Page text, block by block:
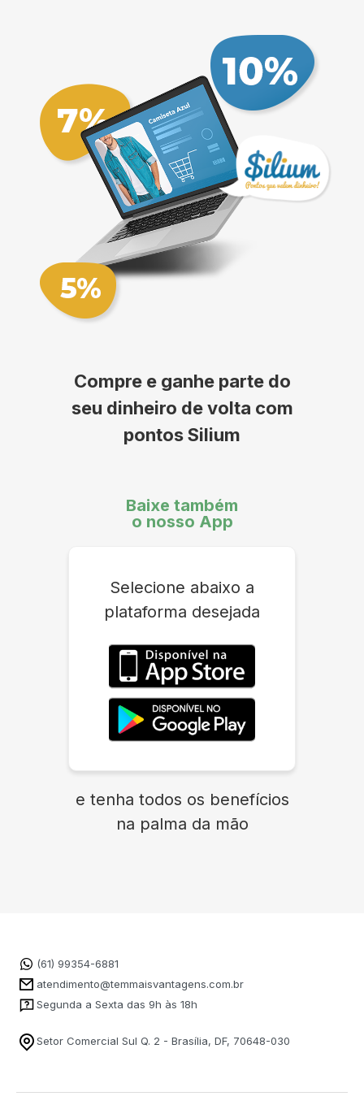
Compre e ganhe parte do
seu dinheiro de volta com
pontos Silium
Baixe também
o nosso App
e tenha todos os benefícios
na palma da mão
Selecione abaixo a
plataforma desejada
(61) 99354-6881
atendimento@temmaisvantagens.com.br
Segunda a Sexta das 9h às 18h
Setor Comercial Sul Q. 2 - Brasília, DF, 70648-030